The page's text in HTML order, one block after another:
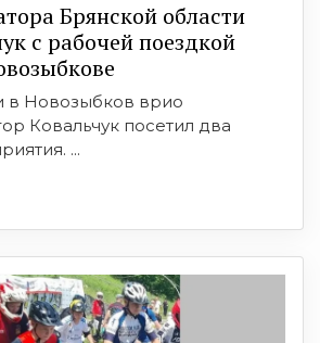
Брянской области
с рабочей поездкой
в Новозыбков врио
Ковальчук посетил два
...